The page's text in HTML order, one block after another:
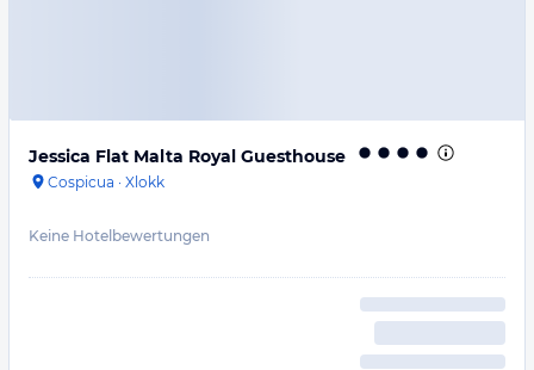
Jessica Flat Malta Royal Guesthouse
Cospicua · Xlokk
Keine Hotelbewertungen